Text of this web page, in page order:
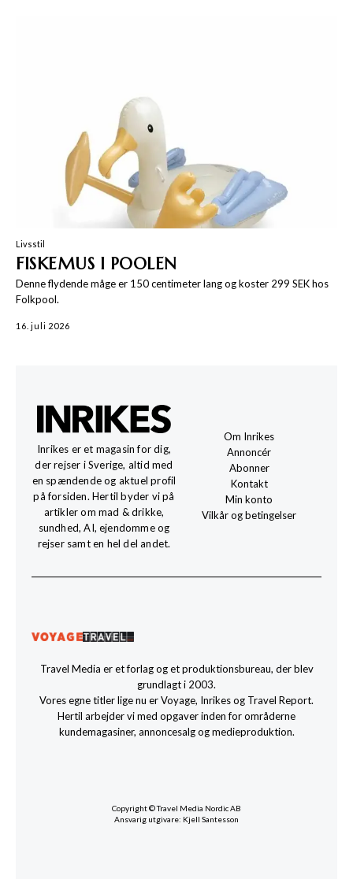
Livsstil
FISKEMUS I POOLEN
Denne flydende måge er 150 centimeter lang og koster 299 SEK hos
Folkpool.
16. juli 2026
Inrikes er et magasin for dig,
der rejser i Sverige, altid med
en spændende og aktuel profil
på forsiden. Hertil byder vi på
artikler om mad & drikke,
sundhed, AI, ejendomme og
rejser samt en hel del andet.
Om Inrikes
Annoncér
Abonner
Kontakt
Min konto
Vilkår og betingelser
Travel Media er et forlag og et produktionsbureau, der blev
grundlagt i 2003.
Vores egne titler lige nu er Voyage, Inrikes og Travel Report.
Hertil arbejder vi med opgaver inden for områderne
kundemagasiner, annoncesalg og medieproduktion.
Copyright © Travel Media Nordic AB
Ansvarig utgivare: Kjell Santesson